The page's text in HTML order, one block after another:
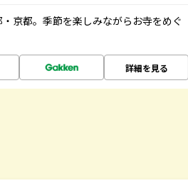
京都。季節を楽しみながらお寺をめぐ
詳細を見る